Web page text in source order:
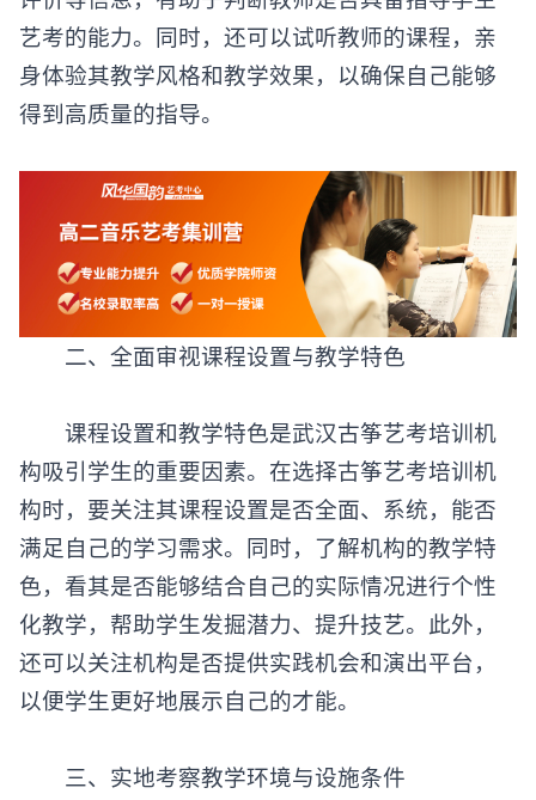
艺考的能力。同时，还可以试听教师的课程，亲
身体验其教学风格和教学效果，以确保自己能够
得到高质量的指导。
二、全面审视课程设置与教学特色
课程设置和教学特色是武汉古筝艺考培训机
构吸引学生的重要因素。在选择古筝艺考培训机
构时，要关注其课程设置是否全面、系统，能否
满足自己的学习需求。同时，了解机构的教学特
色，看其是否能够结合自己的实际情况进行个性
化教学，帮助学生发掘潜力、提升技艺。此外，
还可以关注机构是否提供实践机会和演出平台，
以便学生更好地展示自己的才能。
三、实地考察教学环境与设施条件